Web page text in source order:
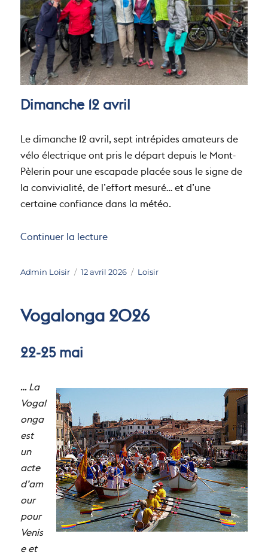
Dimanche 12 avril
Le dimanche 12 avril, sept intrépides amateurs de
vélo électrique ont pris le départ depuis le Mont-
Pèlerin pour une escapade placée sous le signe de
la convivialité, de l’effort mesuré… et d’une
certaine confiance dans la météo.
Continuer la lecturede « Balade printanière à vélo
Auteur
Admin Loisir
Publié
12 avril 2026 Catégories
Loisir
Vogalonga 2026
22-25 mai
… La
Vogal
onga
est
un
acte
d’am
our
pour
Venis